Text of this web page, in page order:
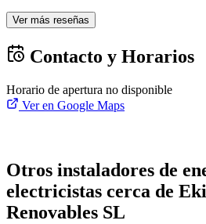
Ver más reseñas
Contacto y Horarios
Horario de apertura no disponible
Ver en Google Maps
Otros instaladores de
electricistas cerca de
Renovables SL